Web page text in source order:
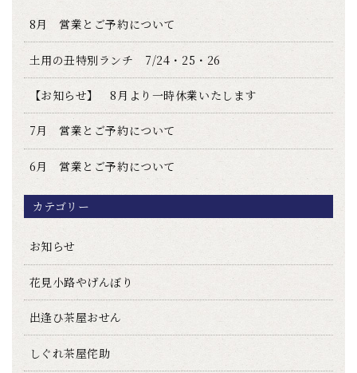
8月 営業とご予約について
土用の丑特別ランチ 7/24・25・26
【お知らせ】 8月より一時休業いたします
7月 営業とご予約について
6月 営業とご予約について
カテゴリー
お知らせ
花見小路やげんぼり
出逢ひ茶屋おせん
しぐれ茶屋侘助